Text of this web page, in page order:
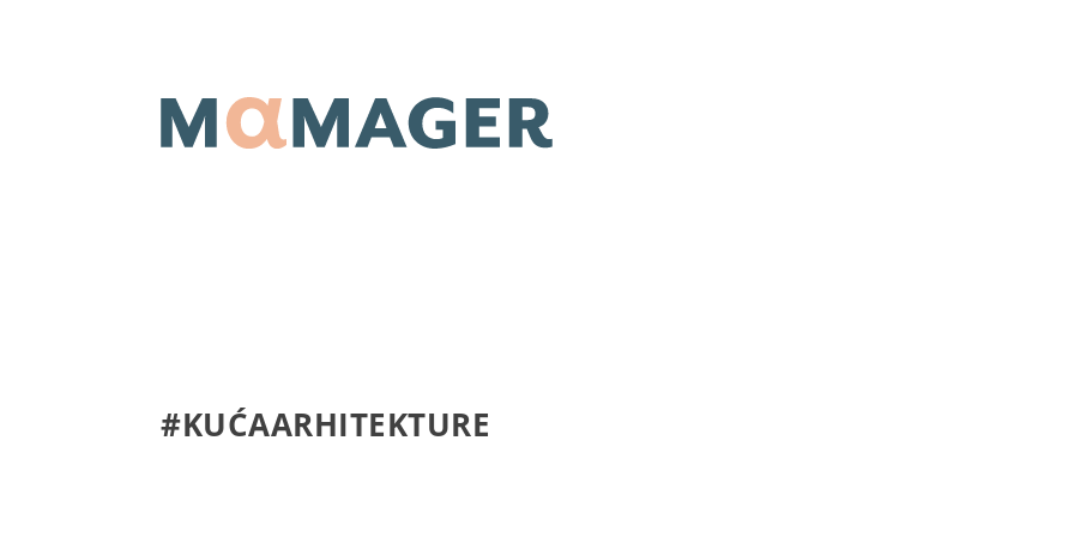
#KUĆAARHITEKTURE